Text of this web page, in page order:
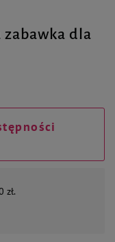
zabawka dla
zł.